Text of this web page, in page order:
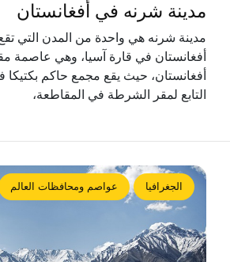
مدينة شرنه في أفغانستان
مدينة شرنه هي واحدة من المدن التي
أفغانستان في قارة آسيا، وهي عاصمة
أفغانستان، حيث يقع مجمع حاكم بكتيكا
التابع لمقر الشرطة في المقاطعة،
الجغرافيا عواصم ومحافظات العالم